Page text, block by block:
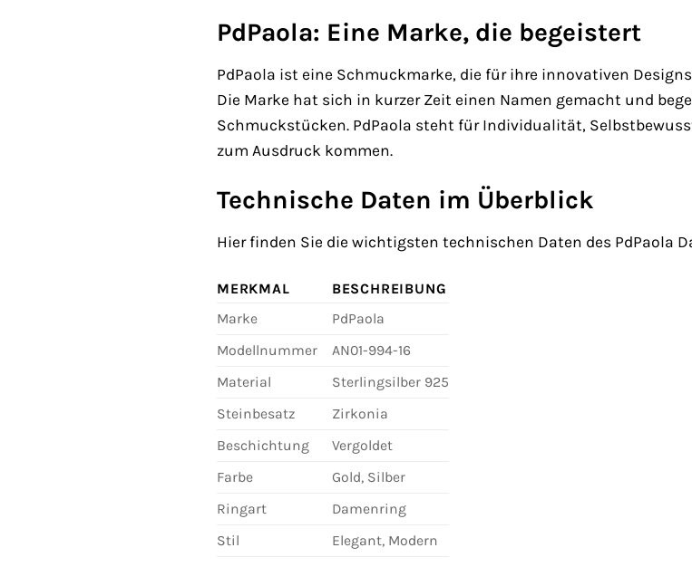
PdPaola: Eine Marke, die begeistert
PdPaola ist eine Schmuckmarke, die für ihre innovativen
Die Marke hat sich in kurzer Zeit einen Namen gemacht und
Schmuckstücken. PdPaola steht für Individualität,
zum Ausdruck kommen.
Technische Daten im Überblick
Hier finden Sie die wichtigsten technischen Daten des PdPaola
MERKMAL
BESCHREIBUNG
Marke
PdPaola
Modellnummer
AN01-994-16
Material
Sterlingsilber 925
Steinbesatz
Zirkonia
Beschichtung
Vergoldet
Farbe
Gold, Silber
Ringart
Damenring
Stil
Elegant, Modern